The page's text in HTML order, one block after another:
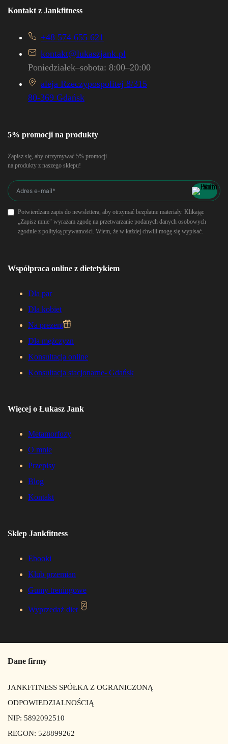
Kontakt z Jankfitness
+48 574 655 621
kontakt@lukaszjank.pl
Poniedziałek–sobota: 8:00–20:00
aleja Rzeczypospolitej 8/315
80-369 Gdańsk
Współpraca online z dietetykiem
Dla par
Dla kobiet
Na prezent
Dla mężczyzn
Konsultacja online
Konsultacja stacjonarne- Gdańsk
Więcej o Łukasz Jank
Metamorfozy
O mnie
Przepisy
Blog
Kontakt
Sklep Jankfitness
Ebooki
Klub przemian
Gumy treningowe
Wyprzedaż diet
5% promocji na produkty
Zapisz się, aby otrzymywać 5% promocji
na produkty z naszego sklepu!
Potwierdzam zapis do newslettera, aby otrzymać bezpłatne materiały. Klikając
„Zapisz mnie" wyrażam zgodę na przetwarzanie podanych danych osobowych
zgodnie z polityką prywatności. Wiem, że w każdej chwili mogę się wypisać.
Dane firmy
JANKFITNESS SPÓŁKA Z OGRANICZONĄ
ODPOWIEDZIALNOŚCIĄ
NIP: 5892092510
REGON: 528899262